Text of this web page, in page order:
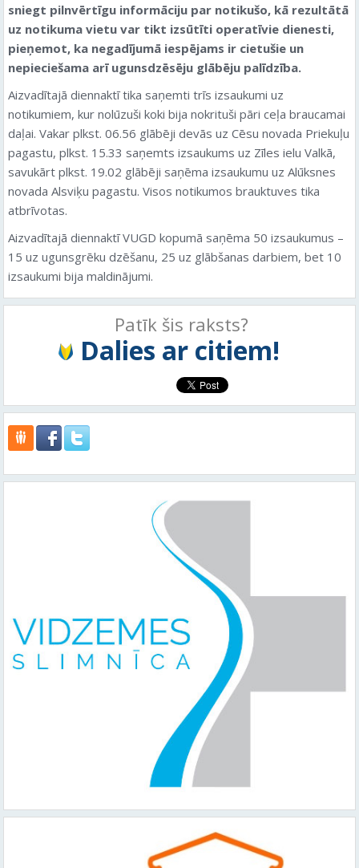
sniegt pilnvērtīgu informāciju par notikušo, kā rezultātā
uz notikuma vietu var tikt izsūtīti operatīvie dienesti,
pieņemot, ka negadījumā iespējams ir cietušie un
nepieciešama arī ugunsdzēsēju glābēju palīdzība.
Aizvadītajā diennaktī tika saņemti trīs izsaukumi uz
notikumiem, kur nolūzuši koki bija nokrituši pāri ceļa braucamai
daļai. Vakar plkst. 06.56 glābēji devās uz Cēsu novada Priekuļu
pagastu, plkst. 15.33 saņemts izsaukums uz Zīles ielu Valkā,
savukārt plkst. 19.02 glābēji saņēma izsaukumu uz Alūksnes
novada Alsviķu pagastu. Visos notikumos brauktuves tika
atbrīvotas.
Aizvadītajā diennaktī VUGD kopumā saņēma 50 izsaukumus –
15 uz ugunsgrēku dzēšanu, 25 uz glābšanas darbiem, bet 10
izsaukumi bija maldinājumi.
Patīk šis raksts?
Dalies ar citiem!